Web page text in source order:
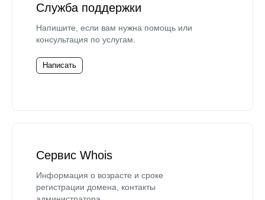
Служба поддержки
Напишите, если вам нужна помощь или
консультация по услугам.
Написать
Сервис Whois
Информация о возрасте и сроке
регистрации домена, контакты